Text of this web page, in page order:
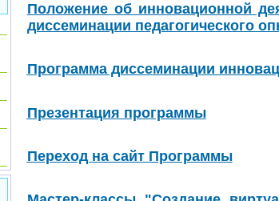
Положение об инновационной
диссеминации педагогического
Программа диссеминации
Презентация программы
Переход на сайт Программы